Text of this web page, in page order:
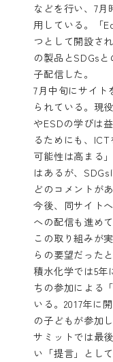
などを行い、7
用している。「
つとして開設さ
の製品とSDGs
子配信した。
7月中旬にサイト
られている。現
やESDの学びは
るためにも、
可能性は高まる
はあるが、
どのコメントがあ
今後、同サイト
への配信も進め
この取り組みが
らの要望だったと
積水化学では5年
ちの参加による
いる。2017年に
の子どもが参加し
サミットでは最
い「提言」とし